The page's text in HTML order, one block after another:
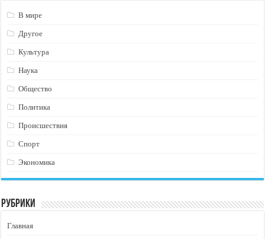
В мире
Другое
Культура
Наука
Общество
Политика
Происшествия
Спорт
Экономика
Рубрики
Главная